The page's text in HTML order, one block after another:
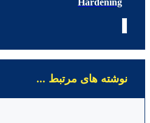
نوشته های مرتبط ...